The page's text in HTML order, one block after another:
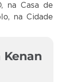
na Casa de
na Cidade